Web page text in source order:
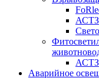
АСТЗ
АСТЗ
Аварийное